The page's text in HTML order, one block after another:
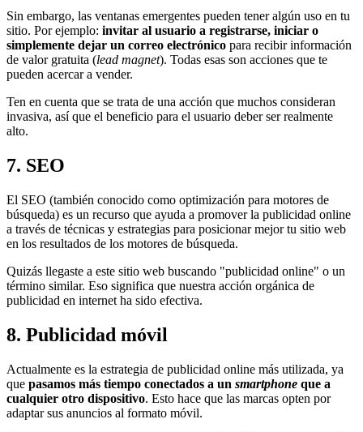
Sin embargo, las ventanas emergentes pueden tener algún uso en tu
sitio. Por ejemplo: invitar al usuario a registrarse, iniciar o
simplemente dejar un correo electrónico para recibir información
de valor gratuita (lead magnet). Todas esas son acciones que te
pueden acercar a vender.
Ten en cuenta que se trata de una acción que muchos consideran
invasiva, así que el beneficio para el usuario deber ser realmente
alto.
7. SEO
El SEO (también conocido como optimización para motores de
búsqueda) es un recurso que ayuda a promover la publicidad online
a través de técnicas y estrategias para posicionar mejor tu sitio web
en los resultados de los motores de búsqueda.
Quizás llegaste a este sitio web buscando "publicidad online" o un
término similar. Eso significa que nuestra acción orgánica de
publicidad en internet ha sido efectiva.
8. Publicidad móvil
Actualmente es la estrategia de publicidad online más utilizada, ya
que pasamos más tiempo conectados a un smartphone que a
cualquier otro dispositivo. Esto hace que las marcas opten por
adaptar sus anuncios al formato móvil.